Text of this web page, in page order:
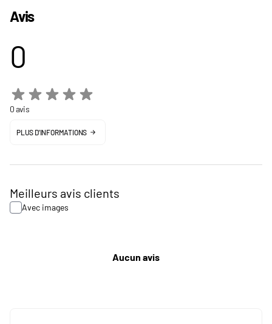
Avis
0
0 avis
PLUS D'INFORMATIONS
Meilleurs avis clients
Avec images
Aucun avis